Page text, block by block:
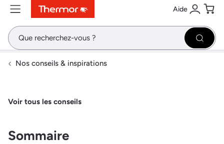
ContenuMenuRecherche Aide
Se
Nos conseils & inspirations
Voir tous les conseils
Sommaire